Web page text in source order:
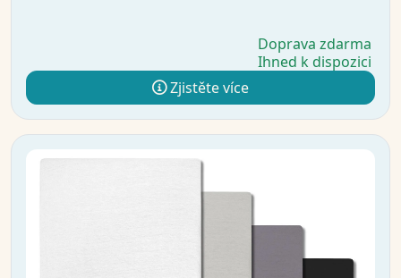
Doprava zdarma
Ihned k dispozici
Zjistěte více